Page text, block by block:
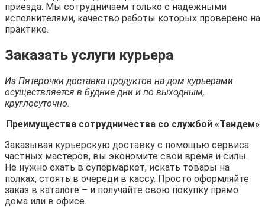
приезда. Мы сотрудничаем только с надежными
исполнителями, качество работы которых проверено на
практике.
Заказать услуги курьера
Из Пятерочки доставка продуктов на дом курьерами
осуществляется в будние дни и по выходным,
круглосуточно.
Преимущества сотрудничества со службой «Тандем»
Заказывая курьерскую доставку с помощью сервиса
частных мастеров, вы экономите свои время и силы.
Не нужно ехать в супермаркет, искать товары на
полках, стоять в очереди в кассу. Просто оформляйте
заказ в каталоге – и получайте свою покупку прямо
дома или в офисе.